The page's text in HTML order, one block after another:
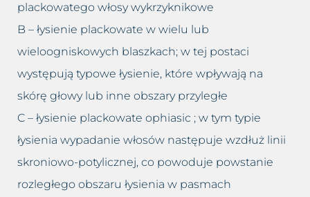
plackowatego włosy wykrzyknikowe
B – łysienie plackowate w wielu lub
wieloogniskowych blaszkach; w tej postaci
występują typowe łysienie, które wpływają na
skórę głowy lub inne obszary przyległe
C – łysienie plackowate ophiasic ; w tym typie
łysienia wypadanie włosów następuje wzdłuż linii
skroniowo-potylicznej, co powoduje powstanie
rozległego obszaru łysienia w pasmach